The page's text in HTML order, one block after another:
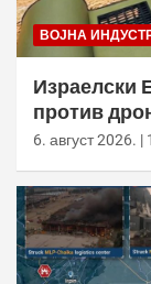
ВОЈНА
Израелски
против
6. август 2026. |